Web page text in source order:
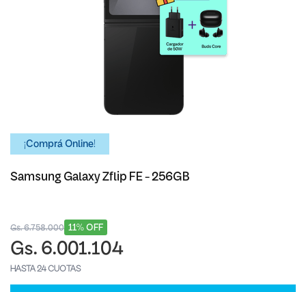
¡Comprá Online!
Samsung Galaxy Zflip FE - 256GB
11% OFF
Gs. 6.758.000
Gs. 6.001.104
HASTA 24 CUOTAS